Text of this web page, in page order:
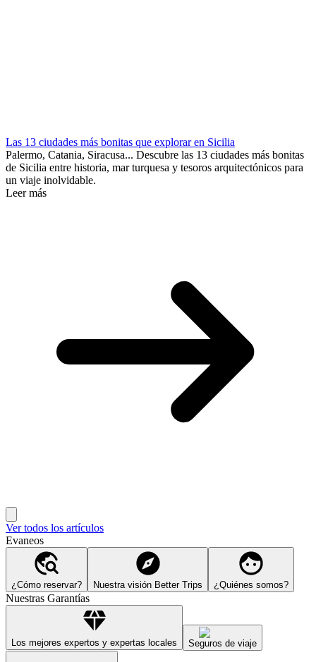
Las 13 ciudades más bonitas que explorar en Sicilia
Palermo, Catania, Siracusa... Descubre las 13 ciudades más bonitas
de Sicilia entre historia, mar turquesa y tesoros arquitectónicos para
un viaje inolvidable.
Leer más
Ver todos los artículos
Evaneos
¿Cómo reservar? Nuestra visión Better Trips ¿Quiénes somos?
Nuestras Garantías
Los mejores expertos y expertas locales Seguros de viaje